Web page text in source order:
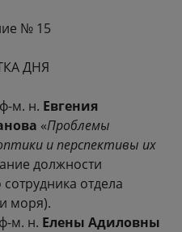
№ 15
ДНЯ
м. н. Евгения
«Проблемы
и перспективы их
должности
отдела
моря).
м. н. Елены Адиловны